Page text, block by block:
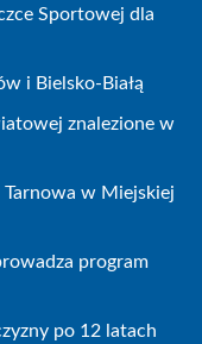
Sportowej dla
i Bielsko-Białą
znalezione w
w Miejskiej
program
po 12 latach